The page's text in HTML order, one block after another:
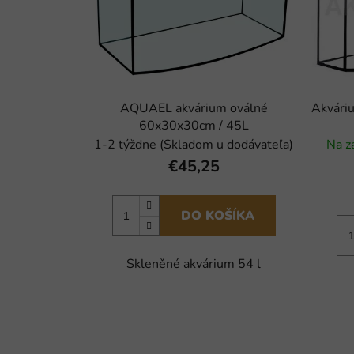
AQUAEL akvárium oválné
60x30x30cm / 45L
1-2 týždne (Skladom u dodávateľa)
€45,25
DO KOŠÍKA
Skleněné akvárium 54 l
Na